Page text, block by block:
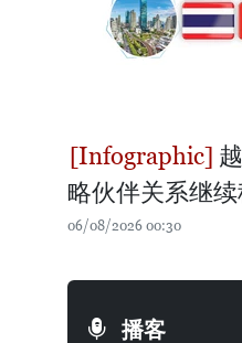
略伙伴关系继
06/08/2026 00:30
播客